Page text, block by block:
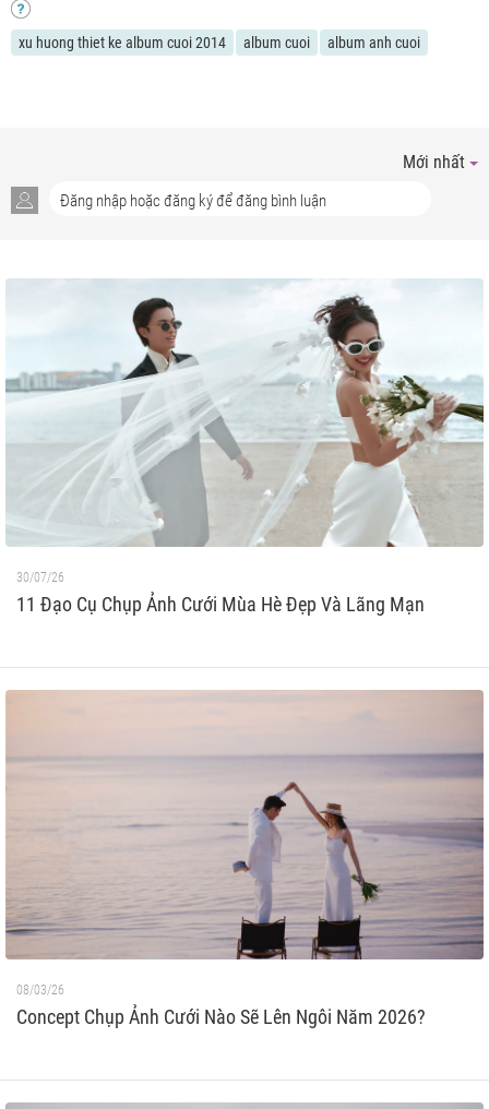
xu huong thiet ke album cuoi 2014 album cuoi album anh cuoi
Mới nhất
30/07/26
11 Đạo Cụ Chụp Ảnh Cưới Mùa Hè Đẹp Và Lãng Mạn
08/03/26
Concept Chụp Ảnh Cưới Nào Sẽ Lên Ngôi Năm 2026?